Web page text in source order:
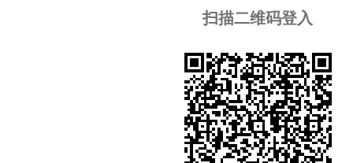
扫描二维码登入